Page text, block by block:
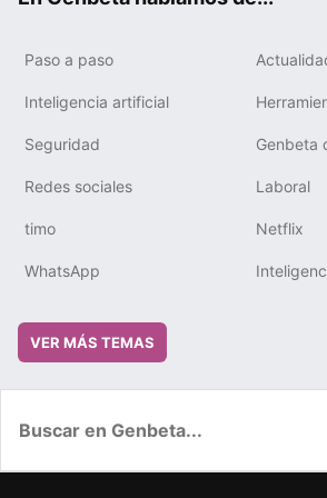
Paso a paso
Inteligencia artificial
Seguridad Genbeta
Redes sociales Laboral
timo Netflix
WhatsApp
VER MÁS TEMAS